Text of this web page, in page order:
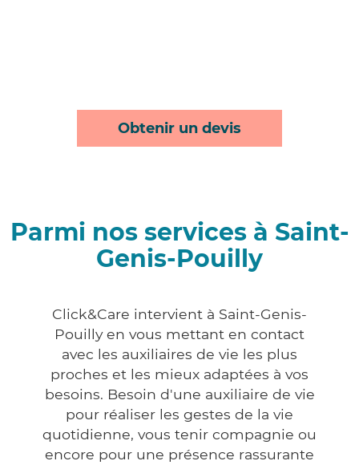
Obtenir un devis
Parmi nos services à Saint-
Genis-Pouilly
Click&Care intervient à Saint-Genis-
Pouilly en vous mettant en contact
avec les auxiliaires de vie les plus
proches et les mieux adaptées à vos
besoins. Besoin d'une auxiliaire de vie
pour réaliser les gestes de la vie
quotidienne, vous tenir compagnie ou
encore pour une présence rassurante